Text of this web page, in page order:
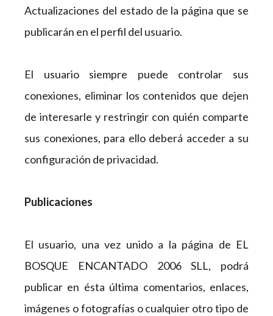
Actualizaciones del estado de la página que se
publicarán en el perfil del usuario.
El usuario siempre puede controlar sus
conexiones, eliminar los contenidos que dejen
de interesarle y restringir con quién comparte
sus conexiones, para ello deberá acceder a su
configuración de privacidad.
Publicaciones
El usuario, una vez unido a la página de EL
BOSQUE ENCANTADO 2006 SLL, podrá
publicar en ésta última comentarios, enlaces,
imágenes o fotografías o cualquier otro tipo de